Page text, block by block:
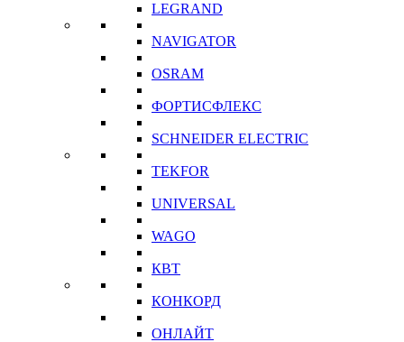
LEGRAND
NAVIGATOR
OSRAM
ФОРТИСФЛЕКС
SCHNEIDER ELECTRIC
TEKFOR
UNIVERSAL
WAGO
КВТ
КОНКОРД
ОНЛАЙТ